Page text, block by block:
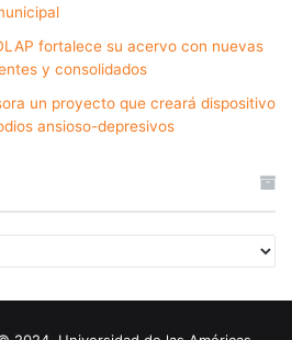
fortalece su acervo con nuevas
y consolidados
un proyecto que creará dispositivo
ansioso-depresivos